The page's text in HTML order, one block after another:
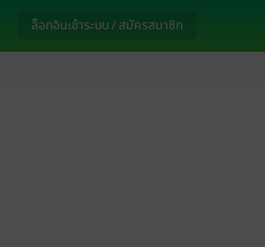
ล็อกอินเข้าระบบ / สมัครสมาชิก